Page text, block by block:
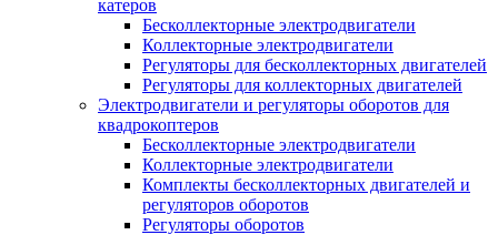
катеров
Бесколлекторные электродвигатели
Коллекторные электродвигатели
Регуляторы для бесколлекторных двигателей
Регуляторы для коллекторных двигателей
Электродвигатели и регуляторы оборотов для
квадрокоптеров
Бесколлекторные электродвигатели
Коллекторные электродвигатели
Комплекты бесколлекторных двигателей и
регуляторов оборотов
Регуляторы оборотов